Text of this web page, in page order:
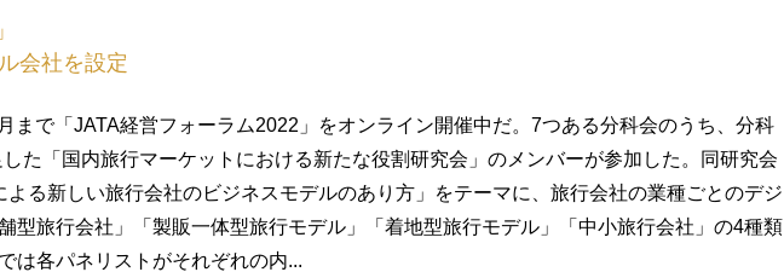
会社を設定
まで「JATA経営フォーラム2022」をオンライン開催中だ。7つある分科会のうち、分科
た「国内旅行マーケットにおける新たな役割研究会」のメンバーが参加した。同研究会
る新しい旅行会社のビジネスモデルのあり方」をテーマに、旅行会社の業種ごとのデジ
型旅行会社」「製販一体型旅行モデル」「着地型旅行モデル」「中小旅行会社」の4種類
は各パネリストがそれぞれの内...